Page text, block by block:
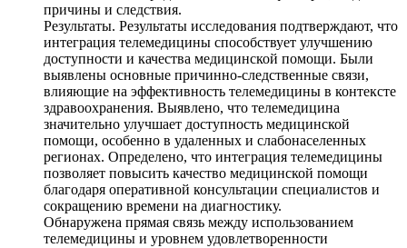
причины и следствия.
Результаты. Результаты исследования подтверждают, что
интеграция телемедицины способствует улучшению
доступности и качества медицинской помощи. Были
выявлены основные причинно-следственные связи,
влияющие на эффективность телемедицины в контексте
здравоохранения. Выявлено, что телемедицина
значительно улучшает доступность медицинской
помощи, особенно в удаленных и слабонаселенных
регионах. Определено, что интеграция телемедицины
позволяет повысить качество медицинской помощи
благодаря оперативной консультации специалистов и
сокращению времени на диагностику.
Обнаружена прямая связь между использованием
телемедицины и уровнем удовлетворенности